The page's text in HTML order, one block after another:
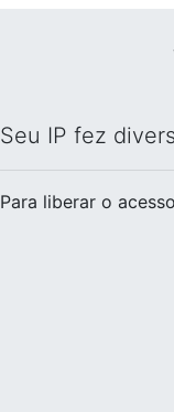
Seu IP fez
Para liberar o acesso